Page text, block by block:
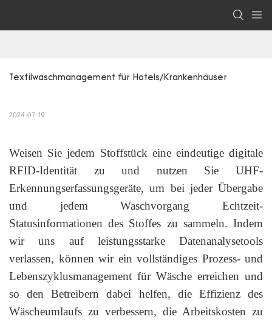
Textilwaschmanagement für Hotels/Krankenhäuser
2024-07-19
Weisen Sie jedem Stoffstück eine eindeutige digitale
RFID-Identität zu und nutzen Sie UHF-
Erkennungserfassungsgeräte, um bei jeder Übergabe
und jedem Waschvorgang Echtzeit-
Statusinformationen des Stoffes zu sammeln. Indem
wir uns auf leistungsstarke Datenanalysetools
verlassen, können wir ein vollständiges Prozess- und
Lebenszyklusmanagement für Wäsche erreichen und
so den Betreibern dabei helfen, die Effizienz des
Wäscheumlaufs zu verbessern, die Arbeitskosten zu